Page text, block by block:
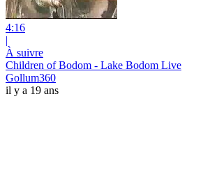
4:16
|
À suivre
Children of Bodom - Lake Bodom Live
Gollum360
il y a 19 ans